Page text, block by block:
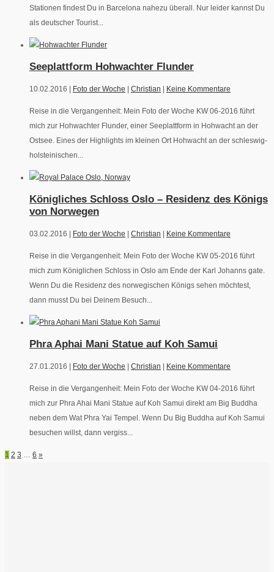
Stationen findest Du in Barcelona nahezu überall. Nur leider kannst Du
als deutscher Tourist...
Seeplattform Hohwachter Flunder
10.02.2016 | Foto der Woche | Christian | Keine Kommentare
Reise in die Vergangenheit: Mein Foto der Woche KW 06-2016 führt
mich zur Hohwachter Flunder, einer Seeplattform in Hohwacht an der
Ostsee. Eines der Highlights im kleinen Ort Hohwacht an der schleswig-
holsteinischen...
Königliches Schloss Oslo – Residenz des Königs
von Norwegen
03.02.2016 | Foto der Woche Christian Keine Kommentare
Reise in die Vergangenheit: Mein Foto der Woche KW 05-2016 führt
mich zum Königlichen Schloss in Oslo am Ende der Karl Johanns gate.
Wenn Du die Residenz des norwegischen Königs sehen möchtest,
dann musst Du bei Deinem Besuch...
Phra Aphai Mani Statue auf Koh Samui
27.01.2016 | Foto der Woche Christian Keine Kommentare
Reise in die Vergangenheit: Mein Foto der Woche KW 04-2016 führt
mich zur Phra Ahai Mani Statue auf Koh Samui direkt am Big Buddha
neben dem Wat Phra Yai Tempel. Wenn Du Big Buddha auf Koh Samui
besuchen willst, dann vergiss...
1 2 3 … 6 »